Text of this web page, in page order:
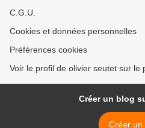
C.G.U.
Cookies et données personnelles
Préférences cookies
Voir le profil de olivier seutet sur le
Créer un blog
Créer un